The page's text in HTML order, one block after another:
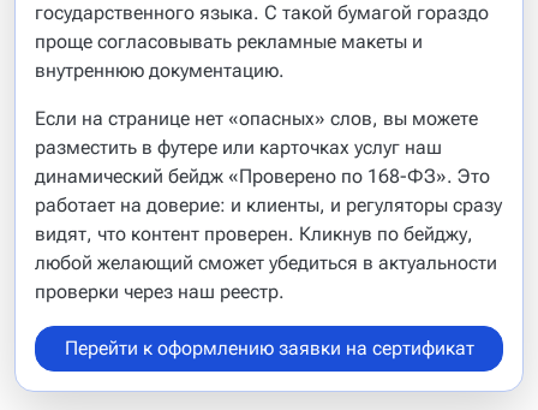
государственного языка. С такой бумагой гораздо
проще согласовывать рекламные макеты и
внутреннюю документацию.
Если на странице нет «опасных» слов, вы можете
разместить в футере или карточках услуг наш
динамический бейдж «Проверено по 168-ФЗ». Это
работает на доверие: и клиенты, и регуляторы сразу
видят, что контент проверен. Кликнув по бейджу,
любой желающий сможет убедиться в актуальности
проверки через наш реестр.
Перейти к оформлению заявки на сертификат